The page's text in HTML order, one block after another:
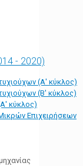
- 2020)
(Α' κύκλος)
(Β' κύκλος)
κύκλος)
Επιχειρήσεων